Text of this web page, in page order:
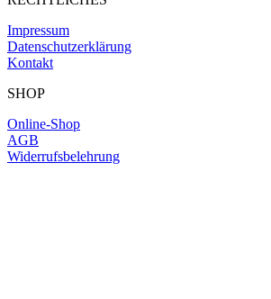
Impressum
Datenschutzerklärung
Kontakt
SHOP
Online-Shop
AGB
Widerrufsbelehrung